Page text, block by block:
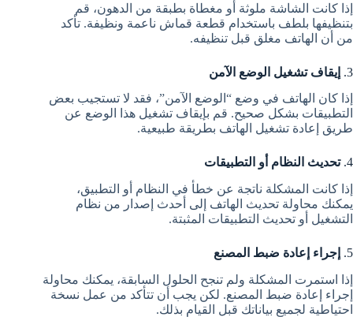
إذا كانت الشاشة ملوثة أو مغطاة بطبقة من الدهون، قم
بتنظيفها بلطف باستخدام قطعة قماش ناعمة ونظيفة. تأكد
من أن الهاتف مغلق قبل تنظيفه.
3.
إيقاف تشغيل الوضع الآمن
إذا كان الهاتف في وضع “الوضع الآمن”، فقد لا تستجيب بعض
التطبيقات بشكل صحيح. قم بإيقاف تشغيل هذا الوضع عن
طريق إعادة تشغيل الهاتف بطريقة طبيعية.
4. تحديث النظام أو التطبيقات
إذا كانت المشكلة ناتجة عن خطأ في النظام أو التطبيق،
يمكنك محاولة تحديث الهاتف إلى أحدث إصدار من نظام
التشغيل أو تحديث التطبيقات المثبتة.
5.
إجراء إعادة ضبط المصنع
إذا استمرت المشكلة ولم تنجح الحلول السابقة، يمكنك محاولة
إجراء إعادة ضبط المصنع. لكن يجب أن تتأكد من عمل نسخة
احتياطية لجميع بياناتك قبل القيام بذلك.